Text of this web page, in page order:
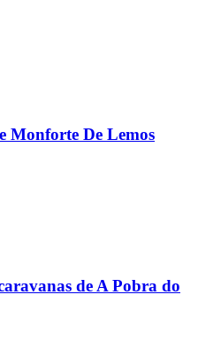
Monforte De Lemos
de A Pobra do